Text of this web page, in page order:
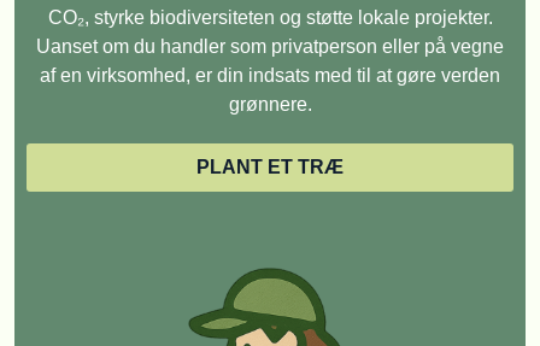
CO₂, styrke biodiversiteten og støtte lokale projekter.
Uanset om du handler som privatperson eller på vegne
af en virksomhed, er din indsats med til at gøre verden
grønnere.
PLANT ET TRÆ